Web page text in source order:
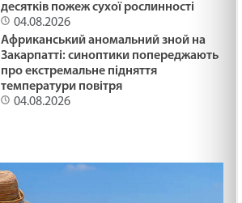
десятків пожеж сухої рослинності
04.08.2026
Африканський аномальний зной на
Закарпатті: синоптики попереджають
про екстремальне підняття
температури повітря
04.08.2026